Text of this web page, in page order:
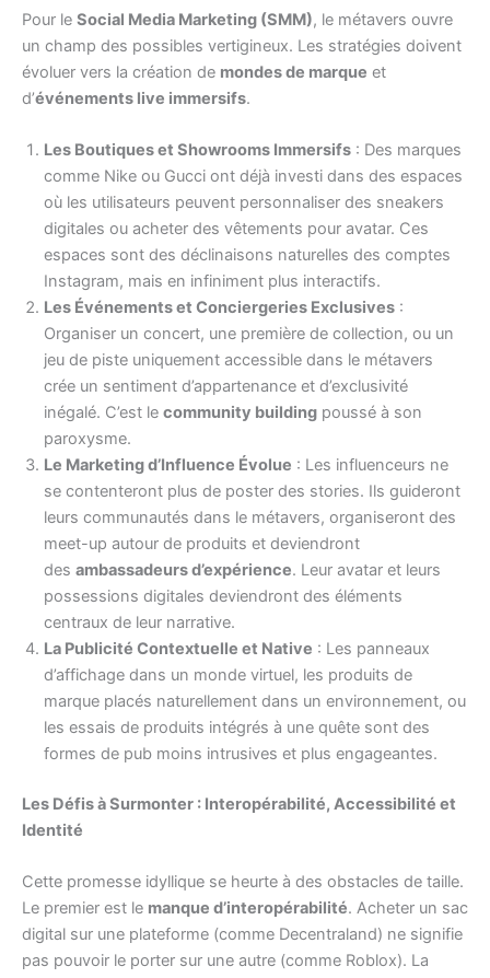
Pour le Social Media Marketing (SMM), le métavers ouvre
un champ des possibles vertigineux. Les stratégies doivent
évoluer vers la création de mondes de marque et
d’événements live immersifs.
Les Boutiques et Showrooms Immersifs : Des marques
comme Nike ou Gucci ont déjà investi dans des espaces
où les utilisateurs peuvent personnaliser des sneakers
digitales ou acheter des vêtements pour avatar. Ces
espaces sont des déclinaisons naturelles des comptes
Instagram, mais en infiniment plus interactifs.
Les Événements et Conciergeries Exclusives :
Organiser un concert, une première de collection, ou un
jeu de piste uniquement accessible dans le métavers
crée un sentiment d’appartenance et d’exclusivité
inégalé. C’est le community building poussé à son
paroxysme.
Le Marketing d’Influence Évolue : Les influenceurs ne
se contenteront plus de poster des stories. Ils guideront
leurs communautés dans le métavers, organiseront des
meet-up autour de produits et deviendront
des ambassadeurs d’expérience. Leur avatar et leurs
possessions digitales deviendront des éléments
centraux de leur narrative.
La Publicité Contextuelle et Native : Les panneaux
d’affichage dans un monde virtuel, les produits de
marque placés naturellement dans un environnement, ou
les essais de produits intégrés à une quête sont des
formes de pub moins intrusives et plus engageantes.
Les Défis à Surmonter : Interopérabilité, Accessibilité et
Identité
Cette promesse idyllique se heurte à des obstacles de taille.
Le premier est le manque d’interopérabilité. Acheter un sac
digital sur une plateforme (comme Decentraland) ne signifie
pas pouvoir le porter sur une autre (comme Roblox). La